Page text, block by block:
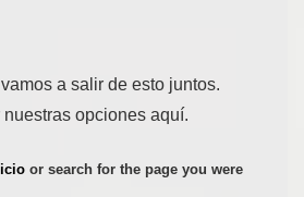
a salir de esto juntos.
opciones aquí.
or search for the page you were